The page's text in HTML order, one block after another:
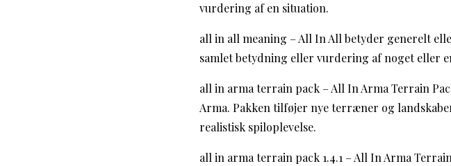
vurdering af en situation.
all in all meaning – All In All betyder generelt
samlet betydning eller vurdering af noget eller
all in arma terrain pack – All In Arma Terrain
Arma. Pakken tilføjer nye terræner og
realistisk spiloplevelse.
all in arma terrain pack 1.4.1 – All In Arma